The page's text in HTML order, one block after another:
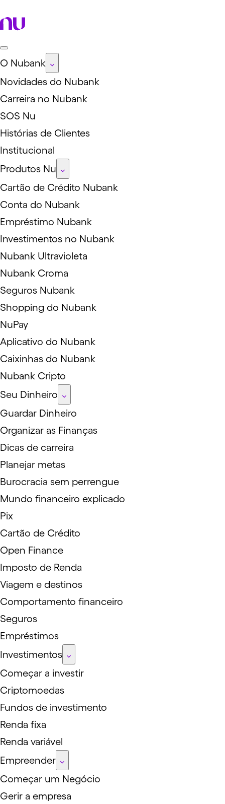
O Nubank
Novidades do Nubank
Carreira no Nubank
SOS Nu
Histórias de Clientes
Institucional
Produtos Nu
Cartão de Crédito Nubank
Conta do Nubank
Empréstimo Nubank
Investimentos no Nubank
Nubank Ultravioleta
Nubank Croma
Seguros Nubank
Shopping do Nubank
NuPay
Aplicativo do Nubank
Caixinhas do Nubank
Nubank Cripto
Seu Dinheiro
Guardar Dinheiro
Organizar as Finanças
Dicas de carreira
Planejar metas
Burocracia sem perrengue
Mundo financeiro explicado
Pix
Cartão de Crédito
Open Finance
Imposto de Renda
Viagem e destinos
Comportamento financeiro
Seguros
Empréstimos
Investimentos
Começar a investir
Criptomoedas
Fundos de investimento
Renda fixa
Renda variável
Empreender
Começar um Negócio
Gerir a empresa